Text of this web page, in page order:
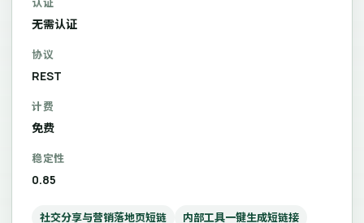
无需认证
协议
REST
计费
免费
稳定性
0.85
社交分享与营销落地页短链 内部工具一键生成短链接